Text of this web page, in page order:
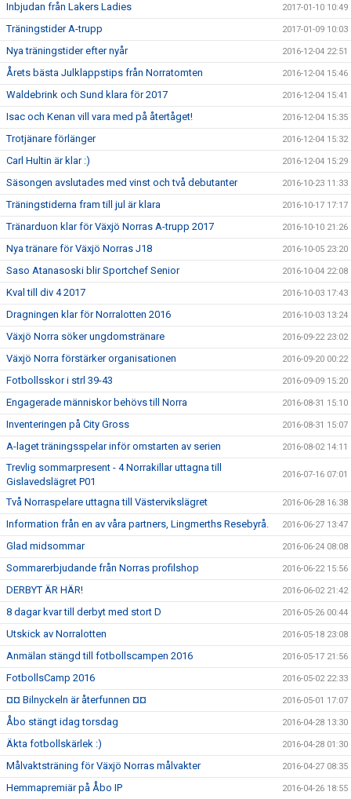
Inbjudan från Lakers Ladies 2017-01-10 10:49
Träningstider A-trupp 2017-01-09 10:03
Nya träningstider efter nyår 2016-12-04 22:51
Årets bästa Julklappstips från Norratomten 2016-12-04 15:46
Waldebrink och Sund klara för 2017 2016-12-04 15:41
Isac och Kenan vill vara med på återtåget! 2016-12-04 15:35
Trotjänare förlänger 2016-12-04 15:32
Carl Hultin är klar :) 2016-12-04 15:29
Säsongen avslutades med vinst och två debutanter 2016-10-23 11:33
Träningstiderna fram till jul är klara 2016-10-17 17:17
Tränarduon klar för Växjö Norras A-trupp 2017 2016-10-10 21:26
Nya tränare för Växjö Norras J18 2016-10-05 23:20
Saso Atanasoski blir Sportchef Senior 2016-10-04 22:08
Kval till div 4 2017 2016-10-03 17:43
Dragningen klar för Norralotten 2016 2016-10-03 13:24
Växjö Norra söker ungdomstränare 2016-09-22 23:02
Växjö Norra förstärker organisationen 2016-09-20 00:22
Fotbollsskor i strl 39-43 2016-09-09 15:20
Engagerade människor behövs till Norra 2016-08-31 15:10
Inventeringen på City Gross 2016-08-31 15:07
A-laget träningsspelar inför omstarten av serien 2016-08-02 14:11
Trevlig sommarpresent - 4 Norrakillar uttagna till
Gislavedslägret P01
2016-07-16 07:01
Två Norraspelare uttagna till Västervikslägret 2016-06-28 16:38
Information från en av våra partners, Lingmerths Resebyrå. 2016-06-27 13:47
Glad midsommar 2016-06-24 08:08
Sommarerbjudande från Norras profilshop 2016-06-22 15:56
DERBYT ÄR HÄR! 2016-06-02 21:42
8 dagar kvar till derbyt med stort D 2016-05-26 00:44
Utskick av Norralotten 2016-05-18 23:08
Anmälan stängd till fotbollscampen 2016 2016-05-17 21:56
FotbollsCamp 2016 2016-05-02 22:33
¤¤ Bilnyckeln är återfunnen ¤¤ 2016-05-01 17:07
Åbo stängt idag torsdag 2016-04-28 13:30
Äkta fotbollskärlek :) 2016-04-28 01:30
Målvaktsträning för Växjö Norras målvakter 2016-04-27 08:35
Hemmapremiär på Åbo IP 2016-04-26 18:55